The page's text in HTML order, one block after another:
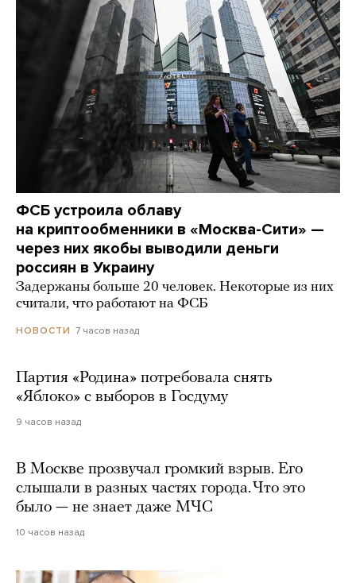
ФСБ устроила облаву
на криптообменники в «Москва-Сити» —
через них якобы выводили деньги
россиян в Украину
Задержаны больше 20 человек. Некоторые из них
считали, что работают на ФСБ
НОВОСТИ 7 часов назад
Партия «Родина» потребовала снять
«Яблоко» с выборов в Госдуму
9 часов назад
В Москве прозвучал громкий взрыв. Его
слышали в разных частях города. Что это
было — не знает даже МЧС
10 часов назад